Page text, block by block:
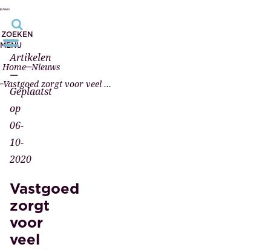
ZOEKEN
MENU
Home Nieuws
Vastgoed zorgt voor veel drukte in het notariaat
Artikelen
—
Geplaatst
op
06-
10-
2020
Vastgoed
zorgt
voor
veel